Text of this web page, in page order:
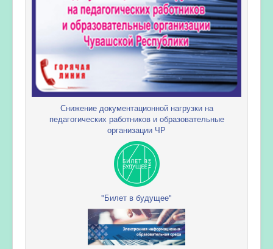
Снижение документационной нагрузки на
педагогических работников и образовательные
организации ЧР
"Билет в будущее"